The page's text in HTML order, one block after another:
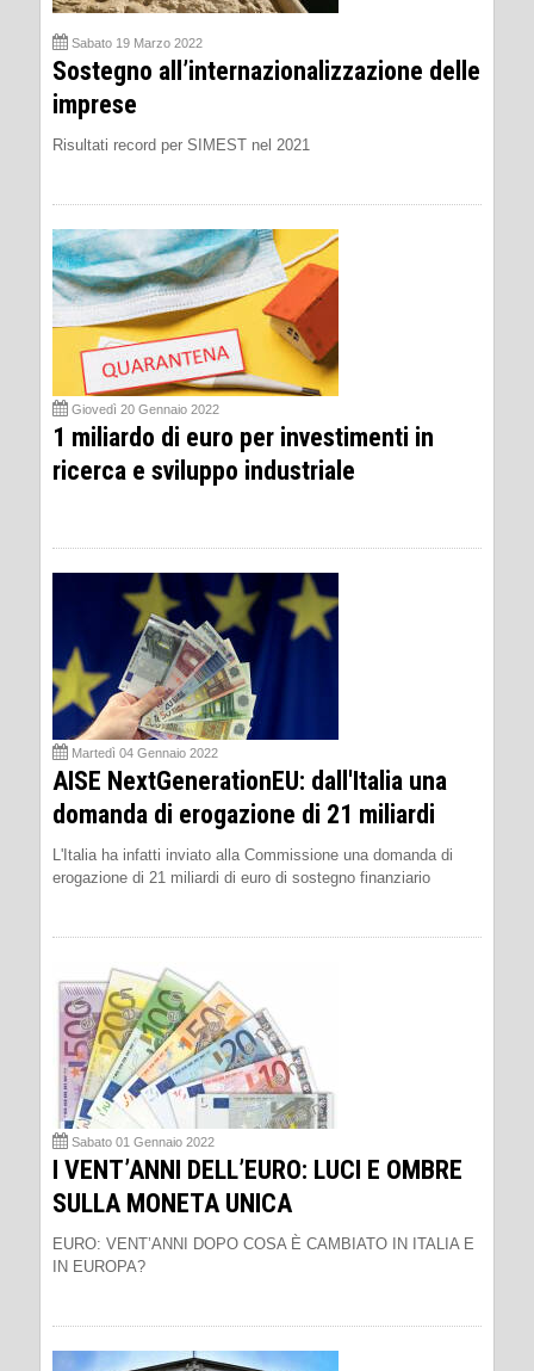
Sabato 19 Marzo 2022
Sostegno all’internazionalizzazione delle
imprese
Risultati record per SIMEST nel 2021
Giovedì 20 Gennaio 2022
1 miliardo di euro per investimenti in
ricerca e sviluppo industriale
Martedì 04 Gennaio 2022
AISE NextGenerationEU: dall'Italia una
domanda di erogazione di 21 miliardi
L'Italia ha infatti inviato alla Commissione una domanda di
erogazione di 21 miliardi di euro di sostegno finanziario
Sabato 01 Gennaio 2022
I VENT’ANNI DELL’EURO: LUCI E OMBRE
SULLA MONETA UNICA
EURO: VENT’ANNI DOPO COSA È CAMBIATO IN ITALIA E
IN EUROPA?